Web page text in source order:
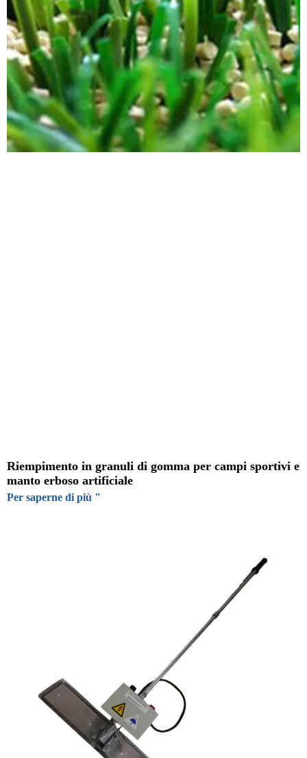
Riempimento in granuli di gomma per campi sportivi e
manto erboso artificiale
Per saperne di più "